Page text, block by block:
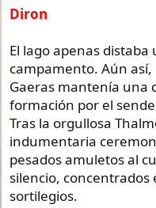
Diron
El lago apenas
campamento. Aún
Gaeras mantenía una
formación por el
Tras la orgullosa
indumentaria
pesados amuletos al
silencio, concentrados
sortilegios.